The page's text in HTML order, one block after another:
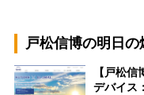
戸松信博の明日の
【戸松
デバイス